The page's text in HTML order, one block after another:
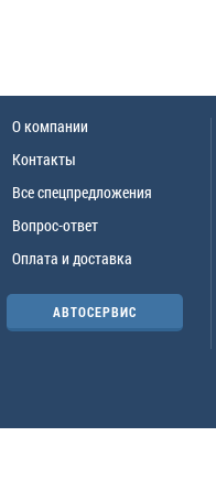
О компании
Контакты
Все спецпредложения
Вопрос-ответ
Оплата и доставка
АВТОСЕРВИС